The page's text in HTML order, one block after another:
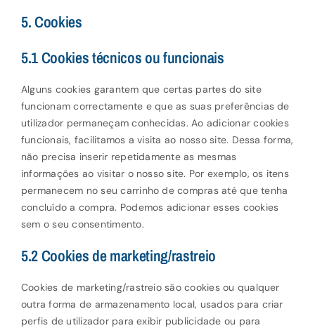
5. Cookies
5.1 Cookies técnicos ou funcionais
Alguns cookies garantem que certas partes do site
funcionam correctamente e que as suas preferências de
utilizador permaneçam conhecidas. Ao adicionar cookies
funcionais, facilitamos a visita ao nosso site. Dessa forma,
não precisa inserir repetidamente as mesmas
informações ao visitar o nosso site. Por exemplo, os itens
permanecem no seu carrinho de compras até que tenha
concluído a compra. Podemos adicionar esses cookies
sem o seu consentimento.
5.2 Cookies de marketing/rastreio
Cookies de marketing/rastreio são cookies ou qualquer
outra forma de armazenamento local, usados para criar
perfis de utilizador para exibir publicidade ou para